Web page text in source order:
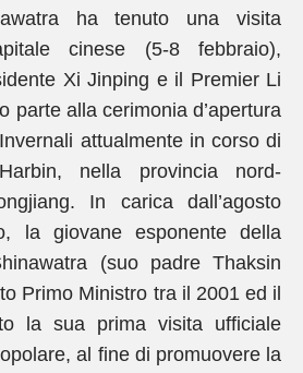
ha tenuto una visita
cinese (5-8 febbraio),
Xi Jinping e il Premier Li
parte alla cerimonia d’apertura
attualmente in corso di
nella provincia nord-
In carica dall’agosto
la giovane esponente della
(suo padre Thaksin
Primo Ministro tra il 2001 ed il
la sua prima visita ufficiale
al fine di promuovere la